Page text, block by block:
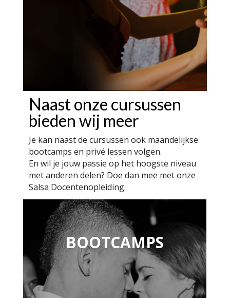
Naast onze cursussen
bieden wij meer
Je kan naast de cursussen ook maandelijkse
bootcamps en privé lessen volgen.
En wil je jouw passie op het hoogste niveau
met anderen delen? Doe dan mee met onze
Salsa Docentenopleiding.
BOOTCAMPS